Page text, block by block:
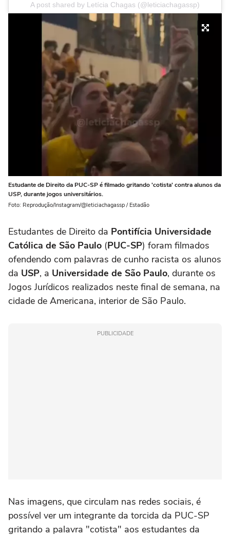
A post shared by Letícia Chagas (@leticiachagassp)
Estudante de Direito da PUC-SP é filmado gritando 'cotista' contra alunos da
USP, durante jogos universitários.
Foto: Reprodução/Instagram/@leticiachagassp / Estadão
Estudantes de Direito da Pontifícia Universidade
Católica de São Paulo (PUC-SP) foram filmados
ofendendo com palavras de cunho racista os alunos
da USP, a Universidade de São Paulo, durante os
Jogos Jurídicos realizados neste final de semana, na
cidade de Americana, interior de São Paulo.
PUBLICIDADE
Nas imagens, que circulam nas redes sociais, é
possível ver um integrante da torcida da PUC-SP
gritando a palavra "cotista" aos estudantes da